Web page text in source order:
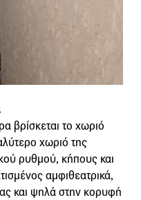
βρίσκεται το χωριό
χωριό της
ρυθμού, κήπους και
αμφιθεατρικά,
και ψηλά στην κορυφή